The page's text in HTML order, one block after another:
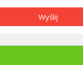
Wyślij